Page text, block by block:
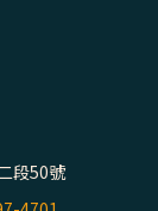
段50號